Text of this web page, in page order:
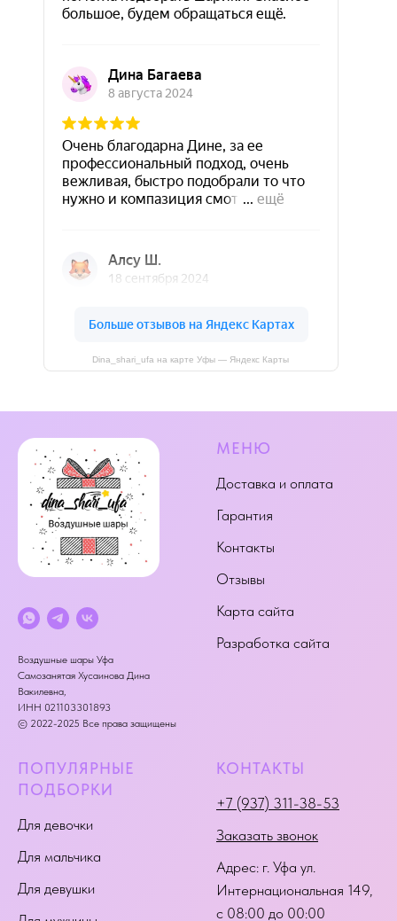
Dina_shari_ufa на карте Уфы — Яндекс Карты
Воздушные шары Уфа
Самозанятая Хусаинова Дина
Вакилевна,
ИНН 021103301893
© 2022-2025 Все права защищены
МЕНЮ
Доставка и оплата
Гарантия
Контакты
Отзывы
Карта сайта
Разработка сайта
ПОПУЛЯРНЫЕ
ПОДБОРКИ
Для девочки
Для мальчика
Для девушки
КОНТАКТЫ
+7 (937) 311-38-53
Заказать звонок
Адрес: г. Уфа ул.
Интернациональная 149,
с 08:00 до 00:00